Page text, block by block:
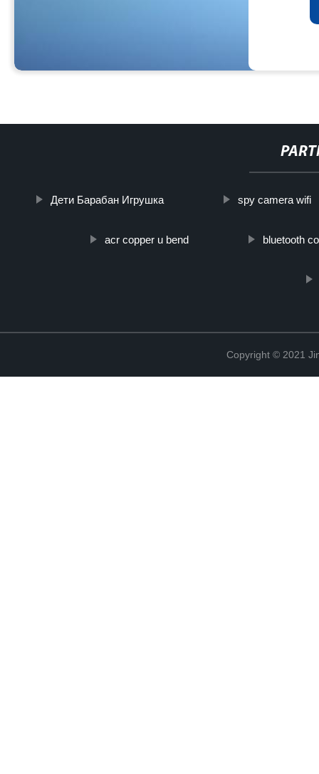
Дети Барабан Игрушка spy camera wifi
acr copper u bend bluetooth
Copyright © 2021